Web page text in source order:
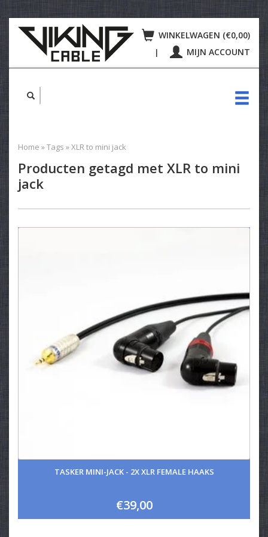
WINKELWAGEN (€0,00)
| MIJN ACCOUNT
Home »Tags »XLR to mini jack
Producten getagd met XLR to mini
jack
TASKER MINI-JACK - 2X XLR FEMALE HAAKS
€39,00